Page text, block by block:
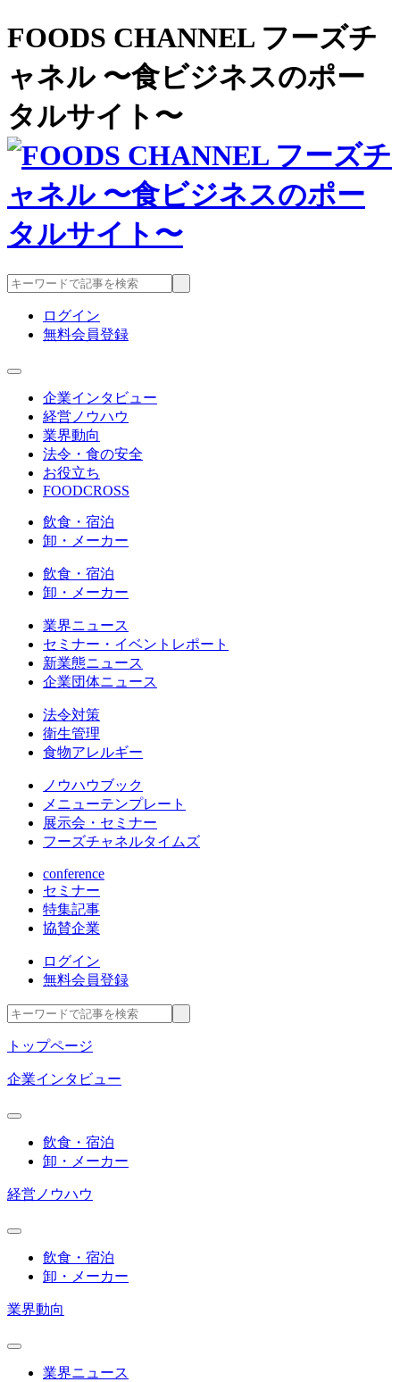
FOODS CHANNEL フーズチ
ャネル 〜食ビジネスのポー
タルサイト〜
ログイン
無料会員登録
企業インタビュー
経営ノウハウ
業界動向
法令・食の安全
お役立ち
FOODCROSS
飲食・宿泊
卸・メーカー
飲食・宿泊
卸・メーカー
業界ニュース
セミナー・イベントレポート
新業態ニュース
企業団体ニュース
法令対策
衛生管理
食物アレルギー
ノウハウブック
メニューテンプレート
展示会・セミナー
フーズチャネルタイムズ
conference
セミナー
特集記事
協賛企業
ログイン
無料会員登録
トップページ
企業インタビュー
飲食・宿泊
卸・メーカー
経営ノウハウ
飲食・宿泊
卸・メーカー
業界動向
業界ニュース